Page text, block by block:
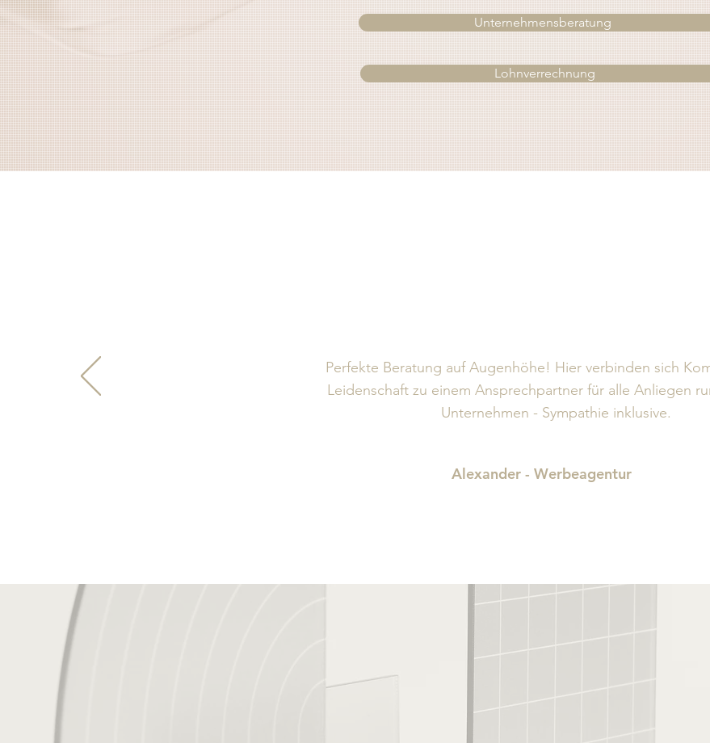
Unternehmensberatung
Lohnverrechnung
Perfekte Beratung auf Augenhöhe! Hier verbinden sich
Leidenschaft zu einem Ansprechpartner für alle Anliegen
Unternehmen - Sympathie inklusive.
Alexander - Werbeagentur